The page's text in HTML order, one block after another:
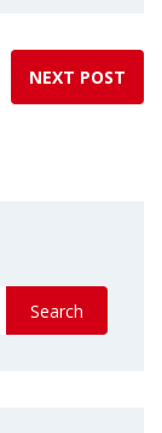
NEXT POST
Search